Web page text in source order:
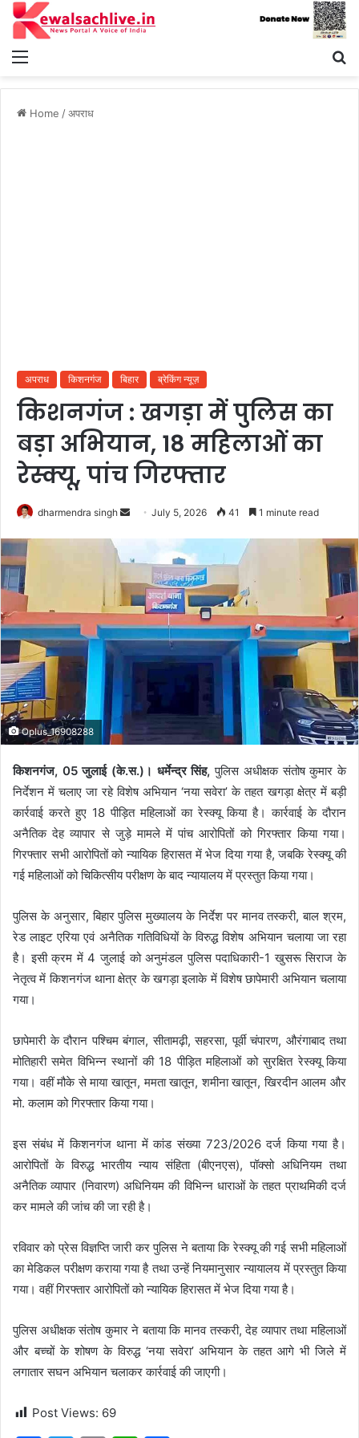
Menu
Home /अपराध
अपराध किशनगंज बिहार ब्रेकिंग न्यूज़
किशनगंज : खगड़ा में पुलिस का
बड़ा अभियान, 18 महिलाओं का
रेस्क्यू, पांच गिरफ्तार
dharmendra singh
SendJuly 5, 2026 41 1 minute read
Oplus_16908288
किशनगंज, 05 जुलाई (के.स.)। धर्मेन्द्र सिंह,पुलिस अधीक्षक संतोष कुमार के
निर्देशन में चलाए जा रहे विशेष अभियान ‘नया सवेरा’ के तहत खगड़ा क्षेत्र में बड़ी
कार्रवाई करते हुए 18 पीड़ित महिलाओं का रेस्क्यू किया है। कार्रवाई के दौरान
अनैतिक देह व्यापार से जुड़े मामले में पांच आरोपितों को गिरफ्तार किया गया।
गिरफ्तार सभी आरोपितों को न्यायिक हिरासत में भेज दिया गया है, जबकि रेस्क्यू की
गई महिलाओं को चिकित्सीय परीक्षण के बाद न्यायालय में प्रस्तुत किया गया।
पुलिस के अनुसार, बिहार पुलिस मुख्यालय के निर्देश पर मानव तस्करी, बाल श्रम,
रेड लाइट एरिया एवं अनैतिक गतिविधियों के विरुद्ध विशेष अभियान चलाया जा रहा
है। इसी क्रम में 4 जुलाई को अनुमंडल पुलिस पदाधिकारी-1 खुसरू सिराज के
नेतृत्व में किशनगंज थाना क्षेत्र के खगड़ा इलाके में विशेष छापेमारी अभियान चलाया
गया।
छापेमारी के दौरान पश्चिम बंगाल, सीतामढ़ी, सहरसा, पूर्वी चंपारण, औरंगाबाद तथा
मोतिहारी समेत विभिन्न स्थानों की 18 पीड़ित महिलाओं को सुरक्षित रेस्क्यू किया
गया। वहीं मौके से माया खातून, ममता खातून, शमीना खातून, खिरदीन आलम और
मो. कलाम को गिरफ्तार किया गया।
इस संबंध में किशनगंज थाना में कांड संख्या 723/2026 दर्ज किया गया है।
आरोपितों के विरुद्ध भारतीय न्याय संहिता (बीएनएस), पॉक्सो अधिनियम तथा
अनैतिक व्यापार (निवारण) अधिनियम की विभिन्न धाराओं के तहत प्राथमिकी दर्ज
कर मामले की जांच की जा रही है।
रविवार को प्रेस विज्ञप्ति जारी कर पुलिस ने बताया कि रेस्क्यू की गई सभी महिलाओं
का मेडिकल परीक्षण कराया गया है तथा उन्हें नियमानुसार न्यायालय में प्रस्तुत किया
गया। वहीं गिरफ्तार आरोपितों को न्यायिक हिरासत में भेज दिया गया है।
पुलिस अधीक्षक संतोष कुमार ने बताया कि मानव तस्करी, देह व्यापार तथा महिलाओं
और बच्चों के शोषण के विरुद्ध ‘नया सवेरा’ अभियान के तहत आगे भी जिले में
लगातार सघन अभियान चलाकर कार्रवाई की जाएगी।
Post Views: 69